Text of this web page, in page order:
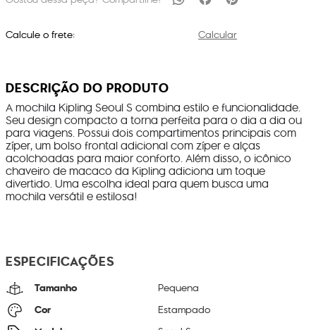
Calcule o frete: Calcular
DESCRIÇÃO DO PRODUTO
A mochila Kipling Seoul S combina estilo e funcionalidade.
Seu design compacto a torna perfeita para o dia a dia ou
para viagens. Possui dois compartimentos principais com
zíper, um bolso frontal adicional com zíper e alças
acolchoadas para maior conforto. Além disso, o icônico
chaveiro de macaco da Kipling adiciona um toque
divertido. Uma escolha ideal para quem busca uma
mochila versátil e estilosa!
ESPECIFICAÇÕES
Tamanho Pequena
Cor Estampado